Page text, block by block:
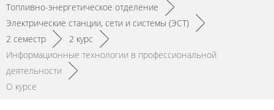
Топливно-энергетическое отделение
►
Электрические станции, сети и системы (ЭСТ)
►
2 семестр
► 2 курс
►
Информационные технологии в профессиональной
деятельности
►
О курсе